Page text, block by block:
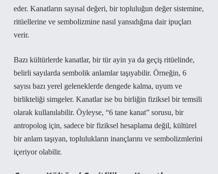
eder. Kanatların sayısal değeri, bir topluluğun değer sistemine,
ritüellerine ve sembolizmine nasıl yansıdığına dair ipuçları
verir.
Bazı kültürlerde kanatlar, bir tür ayin ya da geçiş ritüelinde,
belirli sayılarda sembolik anlamlar taşıyabilir. Örneğin, 6
sayısı bazı yerel geleneklerde dengede kalma, uyum ve
birlikteliği simgeler. Kanatlar ise bu birliğin fiziksel bir temsili
olarak kullanılabilir. Öyleyse, “6 tane kanat” sorusu, bir
antropolog için, sadece bir fiziksel hesaplama değil, kültürel
bir anlam taşıyan, toplulukların inançlarını ve sembolizmlerini
içeriyor olabilir.